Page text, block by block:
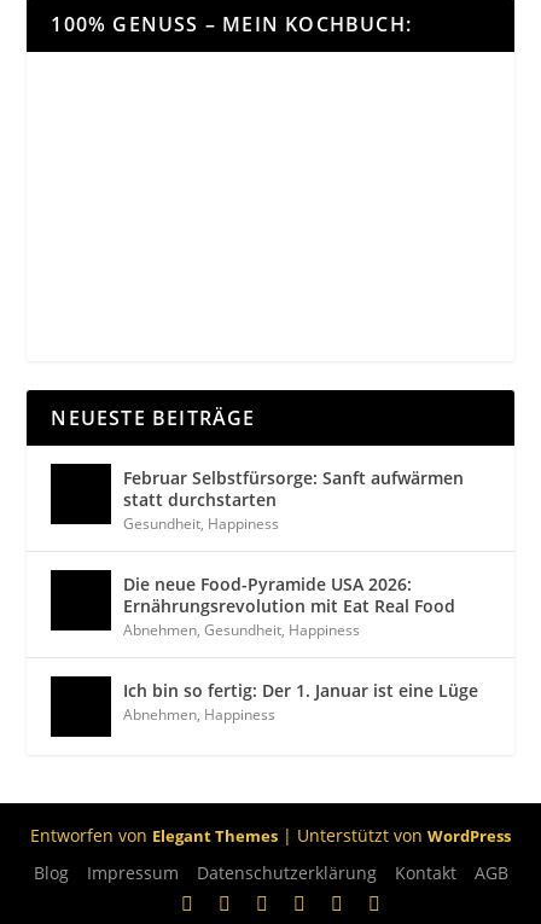
100% GENUSS – MEIN KOCHBUCH:
NEUESTE BEITRÄGE
Februar Selbstfürsorge: Sanft aufwärmen
statt durchstarten
Gesundheit, Happiness
Die neue Food-Pyramide USA 2026:
Ernährungsrevolution mit Eat Real Food
Abnehmen,Gesundheit, Happiness
Ich bin so fertig: Der 1. Januar ist eine Lüge
Abnehmen, Happiness
Entworfen von Elegant Themes | Unterstützt von WordPress
Blog Impressum Datenschutzerklärung Kontakt AGB